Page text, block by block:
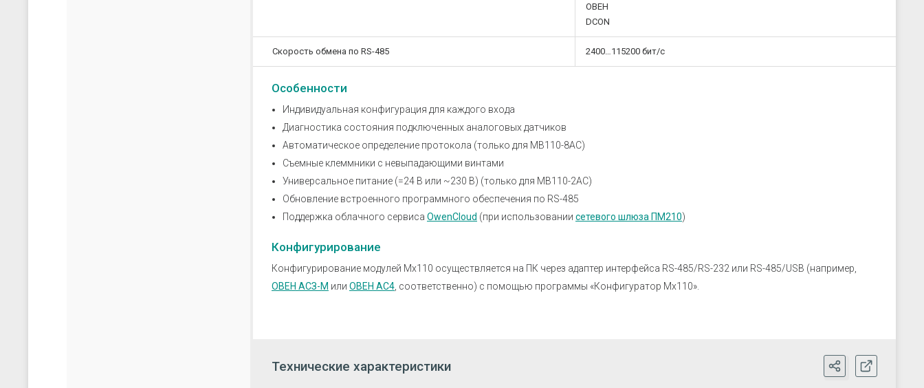
ОВЕН
DCON
Скорость обмена по RS-485 2400…115200 бит/с
Особенности
Индивидуальная конфигурация для каждого входа
Диагностика состояния подключенных аналоговых датчиков
Автоматическое определение протокола (только для МВ110-8АС)
Съемные клеммники с невыпадающими винтами
Универсальное питание (=24 В или ~230 В) (только для МВ110-2АС)
Обновление встроенного программного обеспечения по RS-485
Поддержка облачного сервиса OwenCloud (при использовании сетевого шлюза ПМ210)
Конфигурирование
Конфигурирование модулей Мx110 осуществляется на ПК через адаптер интерфейса RS-485/RS-232 или RS-485/USB (например,
ОВЕН АСЗ-М или ОВЕН АС4 , соответственно) с помощью программы «Конфигуратор Мx110».
Технические характеристики